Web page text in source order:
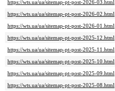
https://wts.ua/ua/sitemap-pt-post-2026-03.html
https://wts.ua/ua/sitemap-pt-post-2026-02.html
https://wts.ua/ua/sitemap-pt-post-2026-01.html
https://wts.ua/ua/sitemap-pt-post-2025-12.html
https://wts.ua/ua/sitemap-pt-post-2025-11.html
https://wts.ua/ua/sitemap-pt-post-2025-10.html
https://wts.ua/ua/sitemap-pt-post-2025-09.html
https://wts.ua/ua/sitemap-pt-post-2025-08.html